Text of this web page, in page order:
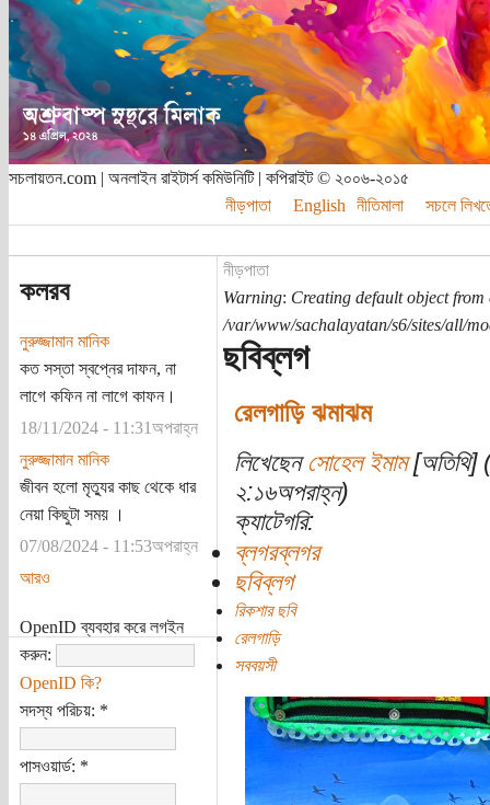
সচলায়তন.com | অনলাইন রাইটার্স কমিউনিটি | কপিরাইট © ২০০৬-২০১৫
নীড়পাতা
English নীতিমালা সচলে
কলরব
নুরুজ্জামান মানিক
কত সস্তা স্বপ্নের দাফন, না
লাগে কফিন না লাগে কাফন।
18/11/2024 - 11:31অপরাহ্ন
নুরুজ্জামান মানিক
জীবন হলো মৃত্যুর কাছ থেকে ধার
নেয়া কিছুটা সময় ।
07/08/2024 - 11:53অপরাহ্ন
আরও
OpenID ব্যবহার করে লগইন
করুন:
OpenID কি?
সদস্য পরিচয়: *
পাসওয়ার্ড: *
নীড়পাতা
Warning: Creating default object from
/var/www/sachalayatan/s6/sites/all/
ছবিব্লগ
রেলগাড়ি ঝমাঝম
লিখেছেন সোহেল ইমাম[অতিথি]
২:১৬অপরাহ্ন)
ক্যাটেগরি:
ব্লগরব্লগর
ছবিব্লগ
রিকশার ছবি
রেলগাড়ি
সববয়সী